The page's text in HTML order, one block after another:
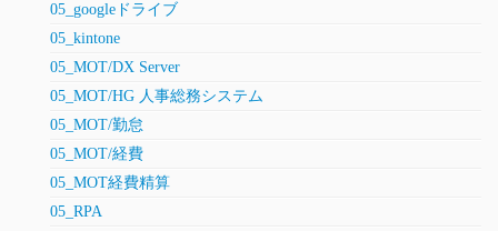
05_googleドライブ
05_kintone
05_MOT/DX Server
05_MOT/HG 人事総務システム
05_MOT/勤怠
05_MOT/経費
05_MOT経費精算
05_RPA